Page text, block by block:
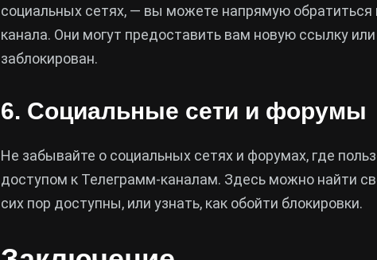
социальных сетях, — вы можете напрямую
канала. Они могут предоставить вам новую ссылку
заблокирован.
6. Социальные сети и форумы
Не забывайте о социальных сетях и форумах, где
доступом к Телеграмм-каналам. Здесь можно найти
сих пор доступны, или узнать, как обойти блокировки.